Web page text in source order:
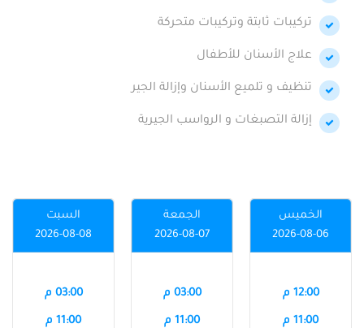
تركيبات ثابتة وتركيبات متحركة
علاج الأسنان للأطفال
تنظيف و تلميع الأسنان وإزالة الجير
إزالة التصبغات و الرواسب الجيرية
الخميس
2026-08-06
12:00 م
11:00 م
الجمعة
2026-08-07
03:00 م
11:00 م
السبت
2026-08-08
03:00 م
11:00 م